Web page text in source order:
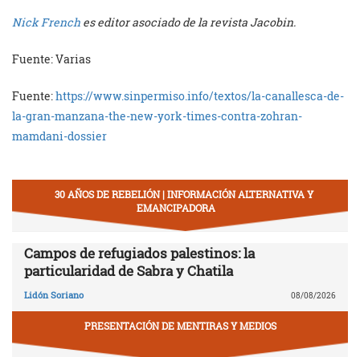
Nick French es editor asociado de la revista Jacobin.
Fuente: Varias
Fuente:https://www.sinpermiso.info/textos/la-canallesca-de-
la-gran-manzana-the-new-york-times-contra-zohran-
mamdani-dossier
30 AÑOS DE REBELIÓN | INFORMACIÓN ALTERNATIVA Y
EMANCIPADORA
Campos de refugiados palestinos: la
particularidad de Sabra y Chatila
Lidón Soriano 08/08/2026
PRESENTACIÓN DE MENTIRAS Y MEDIOS